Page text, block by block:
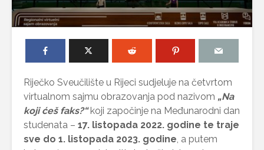
Riječko Sveučilište u Rijeci sudjeluje na četvrtom
virtualnom sajmu obrazovanja pod nazivom „Na
koji ćeš faks?“koji započinje na Međunarodni dan
studenata – 17. listopada 2022. godine te traje
sve do 1. listopada 2023. godine, a putem